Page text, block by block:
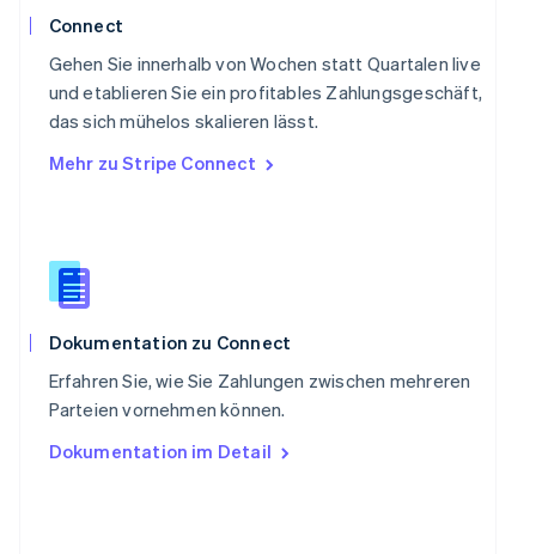
Connect
Gehen Sie innerhalb von Wochen statt Quartalen live
und etablieren Sie ein profitables Zahlungsgeschäft,
das sich mühelos skalieren lässt.
Mehr zu Stripe Connect
Dokumentation zu Connect
Erfahren Sie, wie Sie Zahlungen zwischen mehreren
Parteien vornehmen können.
Dokumentation im Detail
Deutsch
Singapur
English 简体中文
Slowakei
English
Slowenien
English
Spanien
Español
Thailand
Tschechische Republik
English
English